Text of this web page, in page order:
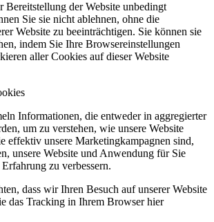
Bereitstellung der Website unbedingt
Sie sie nicht ablehnen, ohne die
Website zu beeinträchtigen. Sie können sie
indem Sie Ihre Browsereinstellungen
aller Cookies auf dieser Website
Informationen, die entweder in aggregierter
um zu verstehen, wie unsere Website
effektiv unsere Marketingkampagnen sind,
unsere Website und Anwendung für Sie
zu verbessern.
dass wir Ihren Besuch auf unserer Website
das Tracking in Ihrem Browser hier